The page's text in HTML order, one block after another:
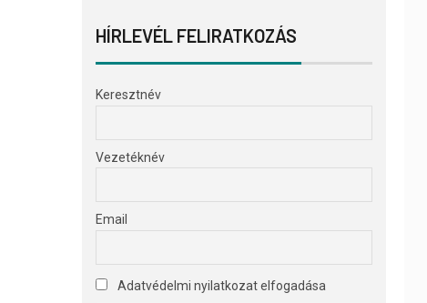
HÍRLEVÉL FELIRATKOZÁS
Keresztnév
Vezetéknév
Email
Adatvédelmi nyilatkozat elfogadása